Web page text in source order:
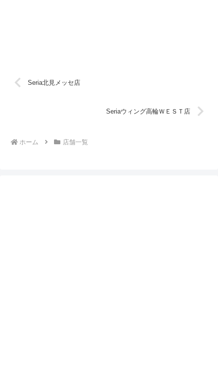
Seria北見メッセ店
Seriaウィング高輪ＷＥＳＴ店
ホーム 店舗一覧